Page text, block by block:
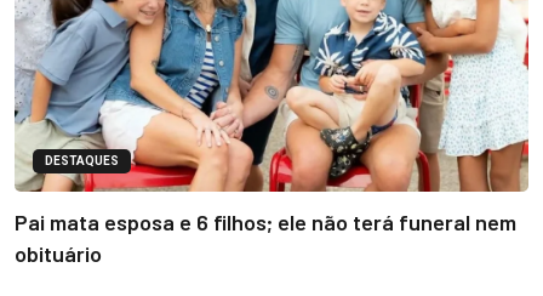
DESTAQUES
Pai mata esposa e 6 filhos; ele não terá funeral nem
obituário